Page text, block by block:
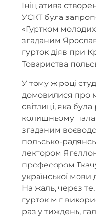
Ініціатива
УСКТ була
«Гуртком
згаданим
гурток діяв при
Товариства
У тому ж році
домовилися про
світлиці, яка
колишньому
згаданим
польсько-
лектором
професором
української мови
На жаль, через
гурток міг
раз у тиждень,